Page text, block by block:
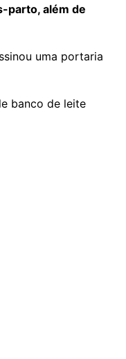
parto, além de
uma portaria
banco de leite